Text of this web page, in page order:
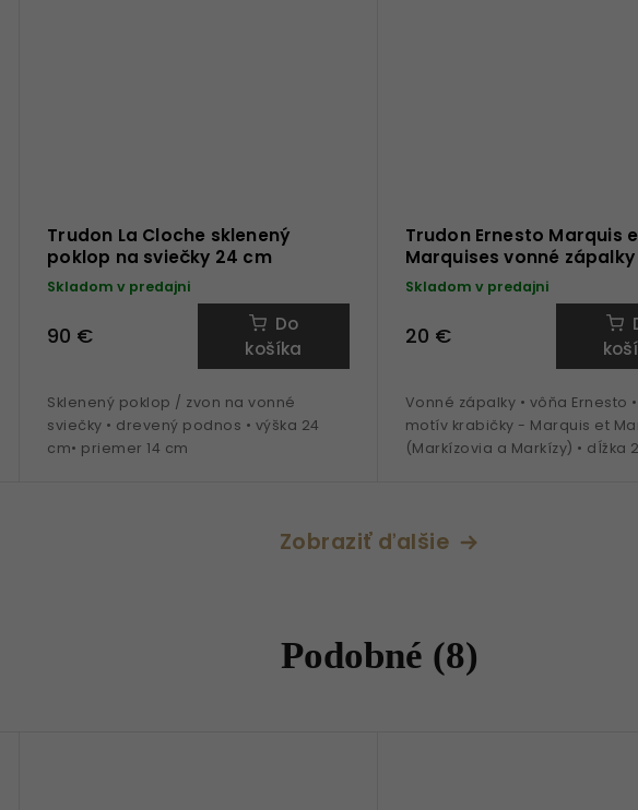
Trudon La Cloche sklenený
poklop na sviečky 24 cm
Skladom v predajni
90 €
Do
košíka
Sklenený poklop / zvon na vonné
sviečky • drevený podnos • výška 24
cm• priemer 14 cm
Trudon Ernesto Marquis
Marquises vonné zápalky
Skladom v predajni
20 €
Vonné zápalky • vôňa Ernesto
motív krabičky - Marquis et
(Markízovia a Markízy) • dĺžka
Zobraziť ďalšie
Podobné (8)